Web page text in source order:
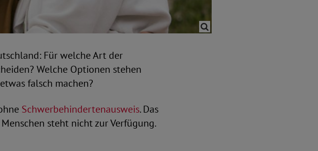
Für welche Art der
Welche Optionen stehen
falsch machen?
Schwerbehindertenausweis. Das
steht nicht zur Verfügung.